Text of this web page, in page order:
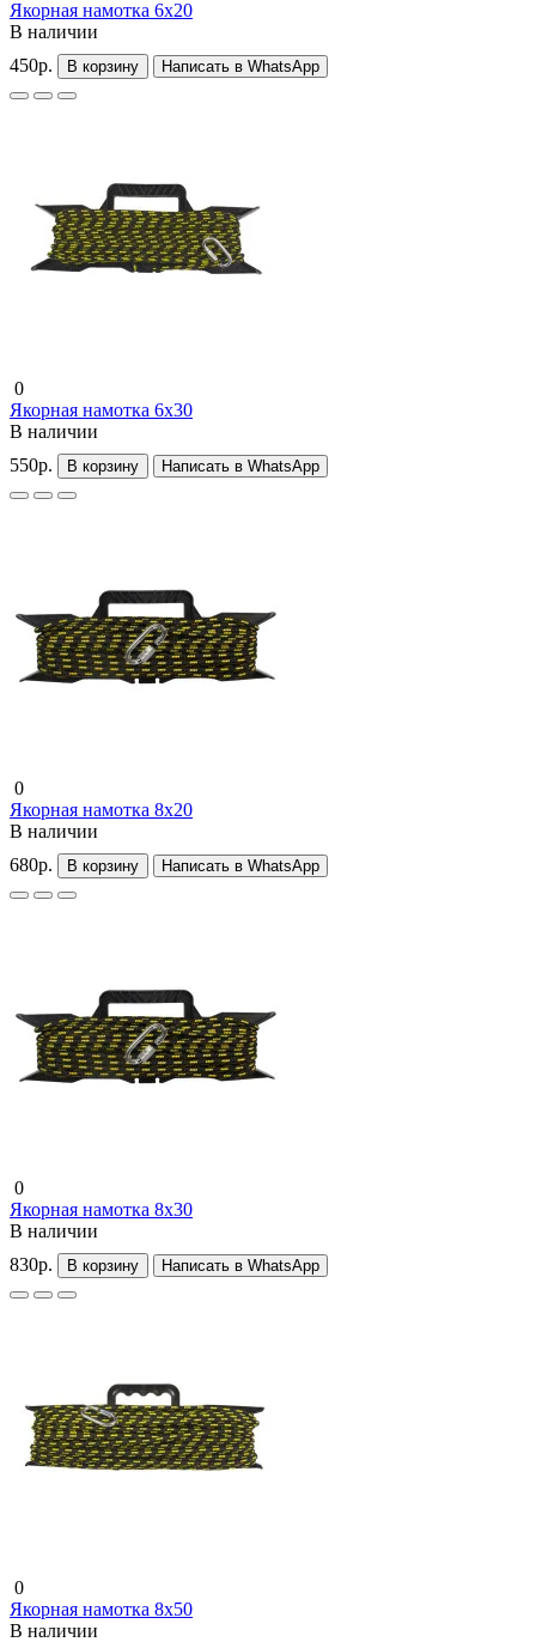
Якорная намотка 6x20
В наличии
450р.
В корзину Написать в WhatsApp
0
Якорная намотка 6x30
В наличии
550р.
В корзину Написать в WhatsApp
0
Якорная намотка 8x20
В наличии
680р.
В корзину Написать в WhatsApp
0
Якорная намотка 8x30
В наличии
830р.
В корзину Написать в WhatsApp
0
Якорная намотка 8x50
В наличии